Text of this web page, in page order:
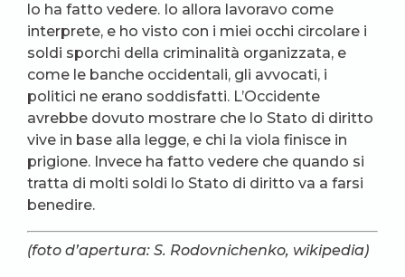
lo ha fatto vedere. Io allora lavoravo come
interprete, e ho visto con i miei occhi circolare i
soldi sporchi della criminalità organizzata, e
come le banche occidentali, gli avvocati, i
politici ne erano soddisfatti. L’Occidente
avrebbe dovuto mostrare che lo Stato di diritto
vive in base alla legge, e chi la viola finisce in
prigione. Invece ha fatto vedere che quando si
tratta di molti soldi lo Stato di diritto va a farsi
benedire.
(foto d’apertura: S. Rodovnichenko, wikipedia)